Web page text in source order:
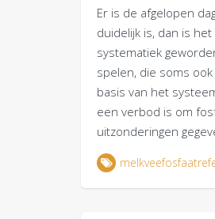
Er is de afgelopen
duidelijk is, dan is
systematiek
spelen, die soms
basis van het
een verbod is om
uitzonderingen